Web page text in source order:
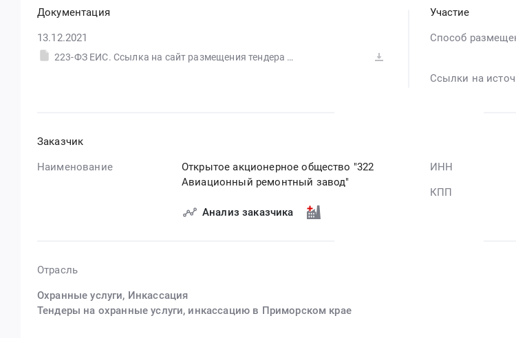
Документация
13.12.2021
223-ФЗ ЕИС. Ссылка на сайт размещения тендера #30574837297.doc
Участие
Способ
Ссылки на
Заказчик
Наименование
Открытое акционерное общество "322
Авиационный ремонтный завод"
Анализ заказчика
ИНН
КПП
Отрасль
Охранные услуги, Инкассация
Тендеры на охранные услуги, инкассацию в Приморском крае